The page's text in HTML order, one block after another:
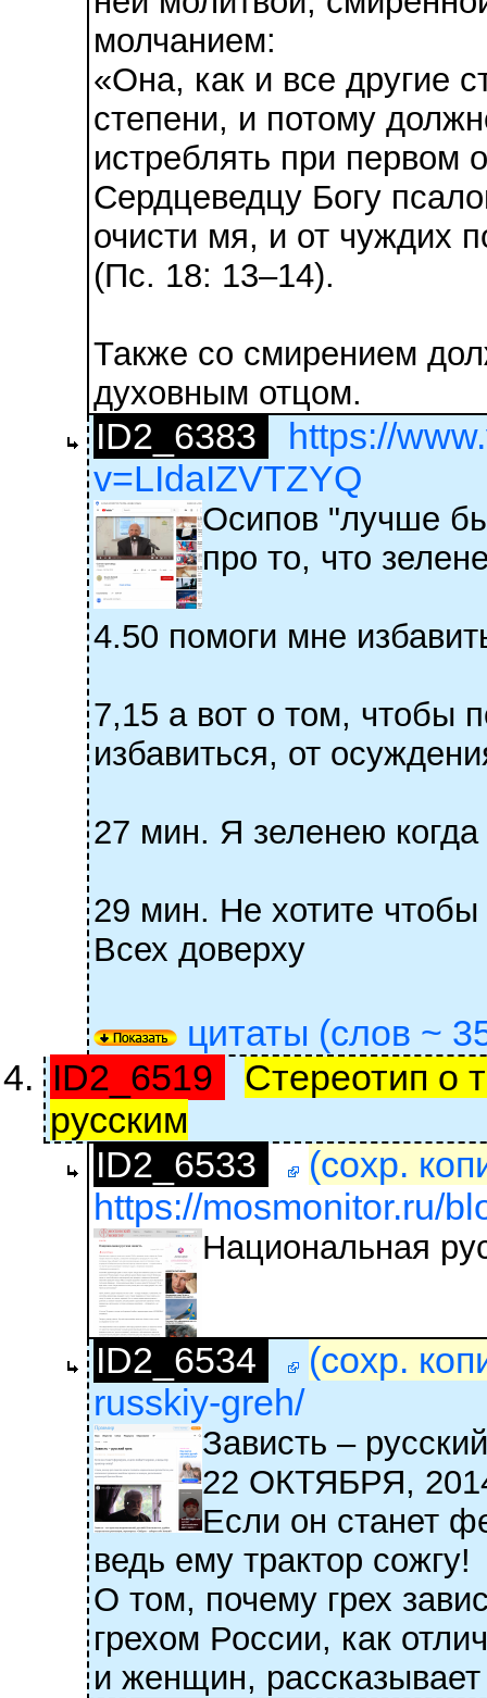
молчанием:
«Она, как и все другие
степени, и потому
истреблять при
Сердцеведцу Богу
очисти мя, и от чуждих
(Пс. 18: 13–14).
Также со смирением
духовным отцом.
ID2_6383
https://
v=LIdaIZVTZYQ
Осипов "лучше
про то, что
4.50 помоги мне
7,15 а вот о том, чтобы
избавиться, от
27 мин. Я зеленею
29 мин. Не хотите
Всех доверху
цитаты (слов ~
ID2_6519
Стереотип о
русским
ID2_6533
(сохр.
https://mosmonitor.ru/
Национальная
ID2_6534
(сохр.
russkiy-greh/
Зависть –
22 ОКТЯБРЯ,
Если он станет
ведь ему трактор сожгу!
О том, почему грех
грехом России, как
и женщин,